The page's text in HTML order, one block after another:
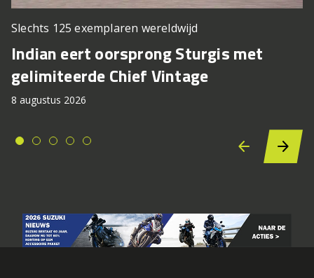
Slechts 125 exemplaren wereldwijd
Indian eert oorsprong Sturgis met
gelimiteerde Chief Vintage
8 augustus 2026